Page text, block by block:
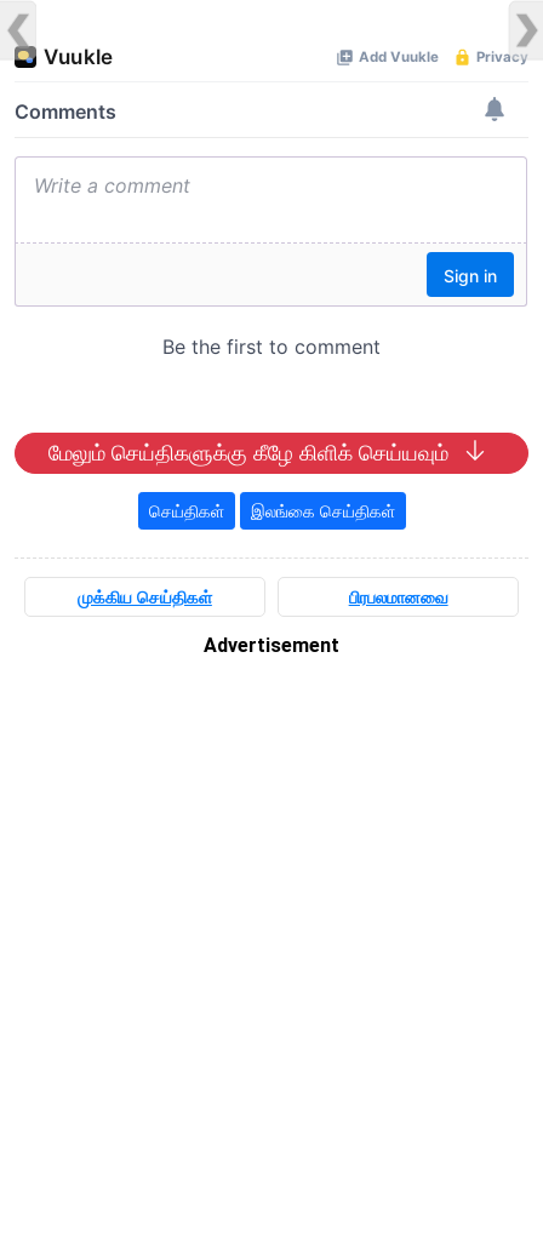
மேலும் செய்திகளுக்கு கீழே கிளிக் செய்யவும்
செய்திகள் இலங்கை செய்திகள்
முக்கிய செய்திகள் பிரபலமானவை
Advertisement